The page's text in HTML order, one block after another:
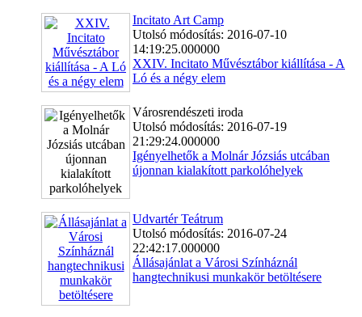
Incitato Art Camp
Utolsó módosítás: 2016-07-10
14:19:25.000000
XXIV. Incitato Művésztábor kiállítása - A
Ló és a négy elem
Városrendészeti iroda
Utolsó módosítás: 2016-07-19
21:29:24.000000
Igényelhetők a Molnár Józsiás utcában
újonnan kialakított parkolóhelyek
Udvartér Teátrum
Utolsó módosítás: 2016-07-24
22:42:17.000000
Állásajánlat a Városi Színháznál
hangtechnikusi munkakör betöltésere